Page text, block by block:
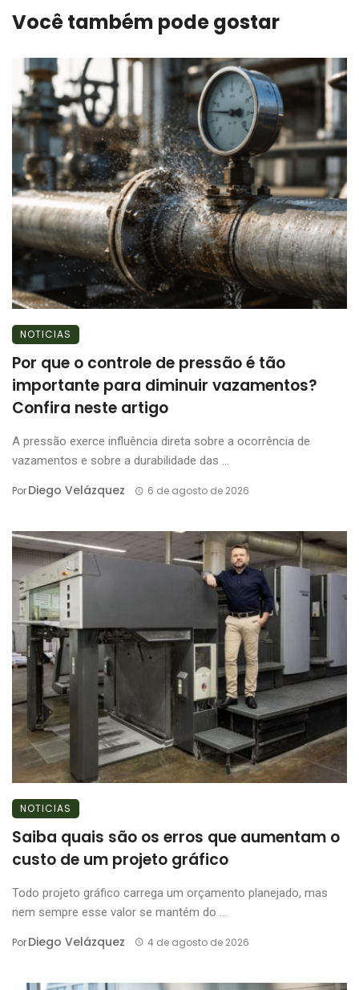
Você também pode gostar
NOTICIAS
Por que o controle de pressão é tão
importante para diminuir vazamentos?
Confira neste artigo
A pressão exerce influência direta sobre a ocorrência de
vazamentos e sobre a durabilidade das ...
PorDiego Velázquez 6 de agosto de 2026
NOTICIAS
Saiba quais são os erros que aumentam o
custo de um projeto gráfico
Todo projeto gráfico carrega um orçamento planejado, mas
nem sempre esse valor se mantém do ...
PorDiego Velázquez 4 de agosto de 2026